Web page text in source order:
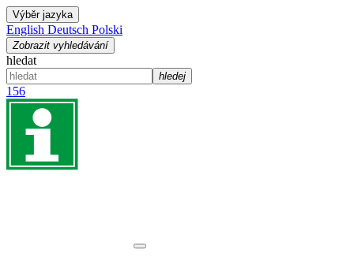
Výběr jazyka
English Deutsch Polski
Zobrazit vyhledávání
hledat
hledej
156